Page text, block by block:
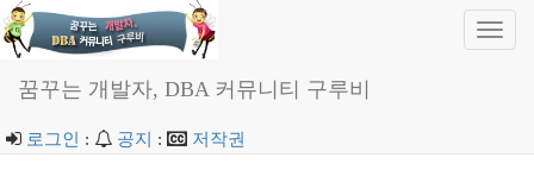
꿈꾸는 개발자, DBA 커뮤니티 구루비
로그인 : 공지 : 저작권